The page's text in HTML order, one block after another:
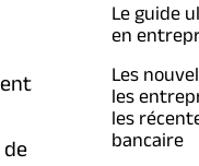
de
Le guide
en
Les
les
les
bancaire